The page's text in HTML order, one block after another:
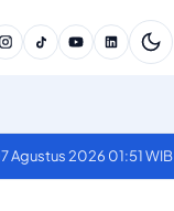
7 Agustus 2026 01:51 WIB